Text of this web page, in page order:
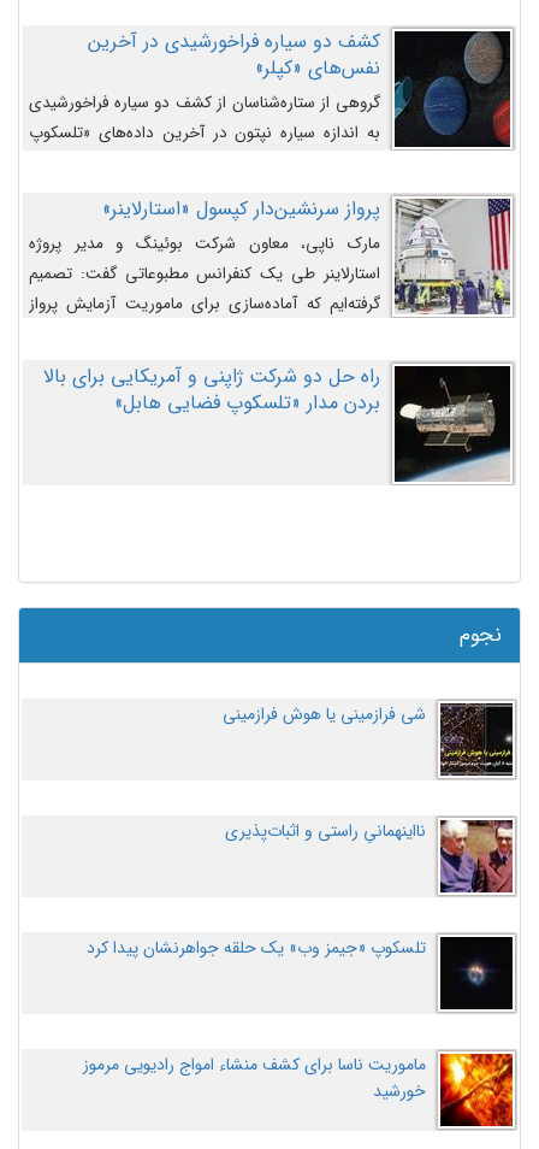
کشف دو سیاره فراخورشیدی در آخرین
نفس‌های «کپلر»
گروهی از ستاره‌شناسان از کشف دو سیاره فراخورشیدی
به اندازه سیاره نپتون در آخرین داده‌های «تلسکوپ
پرواز سرنشین‌دار کپسول «استارلاینر»
مارک ناپی، معاون شرکت بوئینگ و مدیر پروژه
استارلاینر طی یک کنفرانس مطبوعاتی گفت: تصمیم
گرفته‌ایم که آماده‌سازی برای ماموریت آزمایش پرواز
اصلاح کنیم.
راه حل دو شرکت ژاپنی و آمریکایی برای بالا
بردن مدار «تلسکوپ فضایی هابل»
نجوم
شی فرازمینی یا هوش فرازمینی
نااینهمانیِ راستی و اثبات‌پذیری
تلسکوپ «جیمز وب» یک حلقه جواهرنشان پیدا کرد
ماموریت ناسا برای کشف منشاء امواج رادیویی مرموز
خورشید